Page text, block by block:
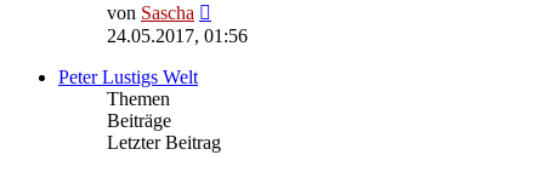
von Sascha
Beitrag
24.05.2017, 01:56
Peter Lustigs Welt
Themen
Beiträge
Letzter Beitrag